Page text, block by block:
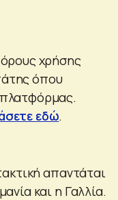
χρήσης
όπου
εδώ.
απαντάται
και η Γαλλία.